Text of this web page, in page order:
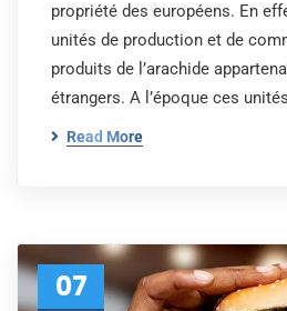
propriété des européens. En
unités de production et de
produits de l’arachide
étrangers. A l’époque ces
Read More
07